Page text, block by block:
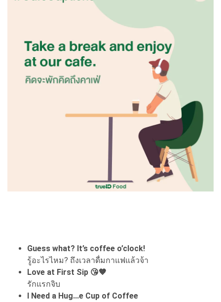
Guess what? It’s coffee o’clock!
รู้อะไรไหม? ถึงเวลาดื่มกาแฟแล้วจ้า
Love at First Sip 😘🤎
รักแรกจิบ
I Need a Hug...e Cup of Coffee